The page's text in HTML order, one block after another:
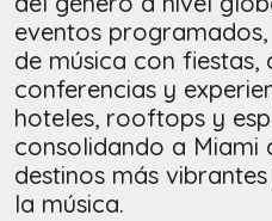
eventos
de música con fiestas,
conferencias y
hoteles, rooftops y
consolidando a Miami
destinos más
la música.